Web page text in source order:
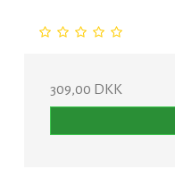
309,00 DKK